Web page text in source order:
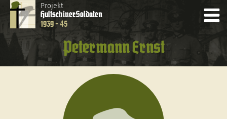
Projekt
HultschinerSoldaten
1939 - 45
Petermann Ernst